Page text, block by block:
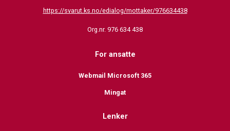
https://svarut.ks.no/edialog/mottaker/976634438
Org.nr. 976 634 438
For ansatte
Webmail Microsoft 365
Mingat
Lenker